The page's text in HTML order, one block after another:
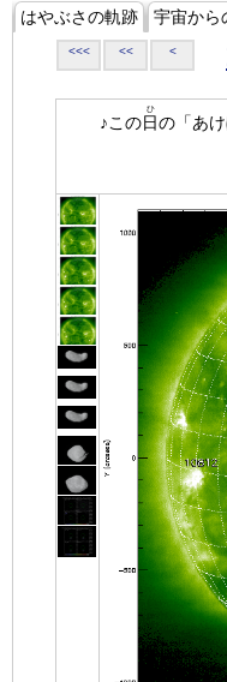
はやぶさの軌跡 宇宙から
<<< << <
♪この日
ひ
の「あけ